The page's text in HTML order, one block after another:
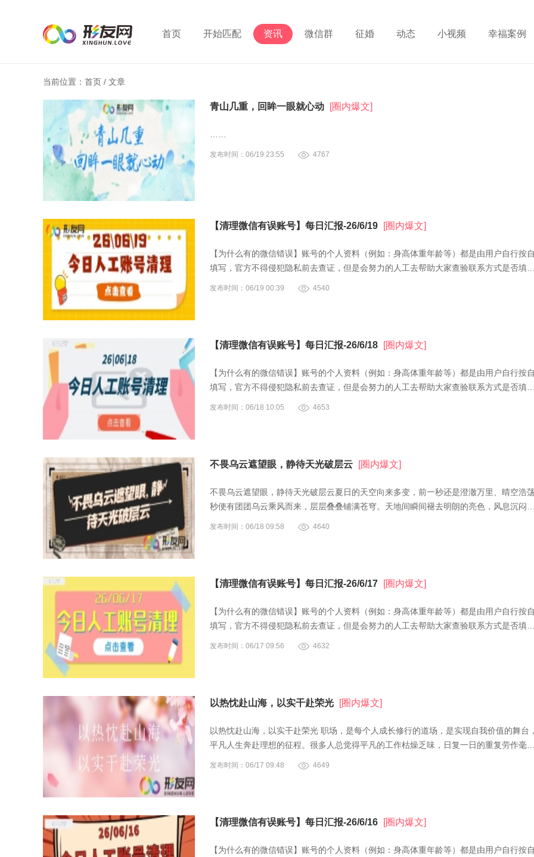
首页 开始匹配 资讯 微信群 征婚 动态 小视频 幸福案例
当前位置：首页 / 文章
青山几重，回眸一眼就心动 [圈内爆文]
发布时间：06/19 23:55 4767
【清理微信有误账号】每日汇报-26/6/19 [圈内爆文]
【为什么有的微信错误】账号的个人资料（例如：身高体重年龄等）都是由用户自行按
填写，官方不得侵犯隐私前去查证，但是会努力的人工去帮助大家查验联系方式是否填
发布时间：06/19 00:39 4540
【清理微信有误账号】每日汇报-26/6/18 [圈内爆文]
【为什么有的微信错误】账号的个人资料（例如：身高体重年龄等）都是由用户自行按
填写，官方不得侵犯隐私前去查证，但是会努力的人工去帮助大家查验联系方式是否填
发布时间：06/18 10:05 4653
不畏乌云遮望眼，静待天光破层云 [圈内爆文]
不畏乌云遮望眼，静待天光破层云夏日的天空向来多变，前一秒还是澄澈万里、晴空浩
秒便有团团乌云乘风而来，层层叠叠铺满苍穹。天地间瞬间褪去明朗的亮色，风息沉闷
发布时间：06/18 09:58 4640
【清理微信有误账号】每日汇报-26/6/17 [圈内爆文]
【为什么有的微信错误】账号的个人资料（例如：身高体重年龄等）都是由用户自行按
填写，官方不得侵犯隐私前去查证，但是会努力的人工去帮助大家查验联系方式是否填
发布时间：06/17 09:56 4632
以热忱赴山海，以实干赴荣光 [圈内爆文]
以热忱赴山海，以实干赴荣光 职场，是每个人成长修行的道场，是实现自我价值的舞台
平凡人生奔赴理想的征程。很多人总觉得平凡的工作枯燥乏味，日复一日的重复劳作毫
发布时间：06/17 09:48 4649
【清理微信有误账号】每日汇报-26/6/16 [圈内爆文]
【为什么有的微信错误】账号的个人资料（例如：身高体重年龄等）都是由用户自行按